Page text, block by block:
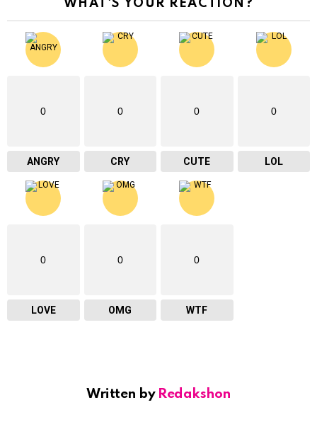
WHAT'S YOUR REACTION?
0
ANGRY
0
CRY
0
CUTE
0
LOL
0
LOVE
0
OMG
0
WTF
Written by Redakshon